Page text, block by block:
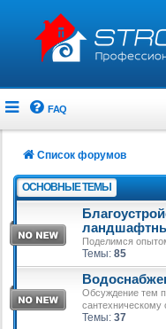
FAQ
Список форумов
ОСНОВНЫЕ ТЕМЫ
Поделимся
Темы: 85
Обсуждение тем
сантехническому
Темы: 37